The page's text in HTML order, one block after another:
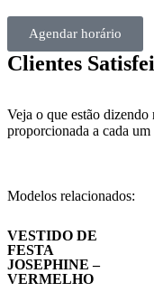
Agendar horário
Clientes
Veja o que estão dizendo
proporcionada a cada
Modelos relacionados:
VESTIDO DE
FESTA
JOSEPHINE –
VERMELHO